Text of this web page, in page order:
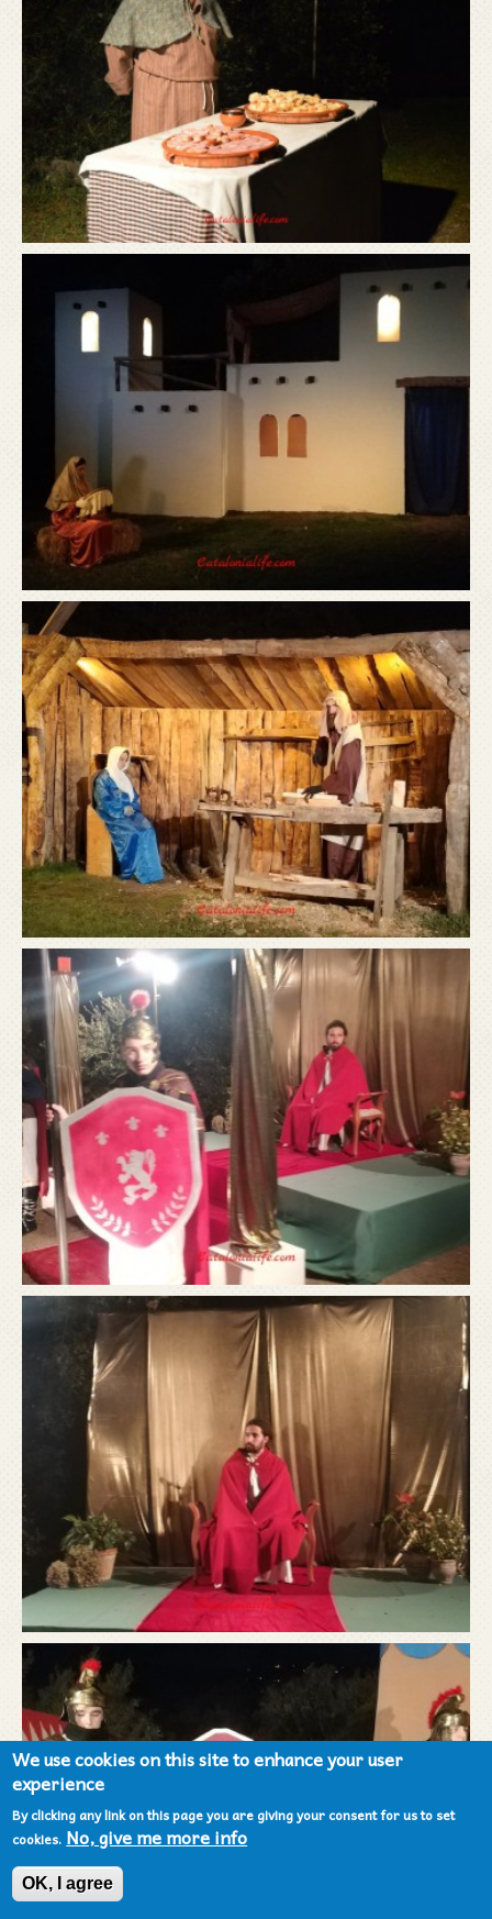
We use cookies on this site to enhance your user
experience
By clicking any link on this page you are giving your consent for us to set
cookies. No, give me more info
OK, I agree